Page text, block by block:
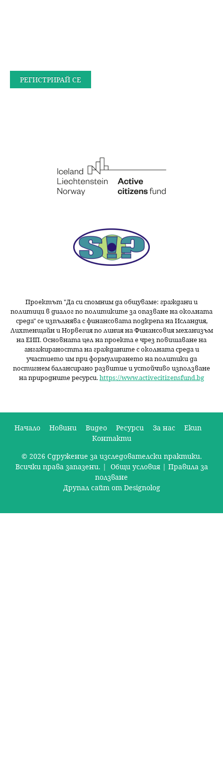
Проектът "Да си спомним даобщуваме: граждани и
политици в диалог по политиките за опазване на околната
среда" се изпълнява с финансовата подкрепа на Исландия,
Лихтенщайн и Норвегия по линия на Финансовия механизъм
на ЕИП. Основната цел на проекта е чрез повишаване на
ангажираността на гражданите с околната среда и
участието им при формулирането на политики да
постигнем балансирано развитие и устойчиво използване
на природните ресурси.https://www.activecitizensfund.bg
с
в
Начало Новини Видео Ресурси За нас
Екип
Контакти
© 2026 Сдружение за изследователски практики.
Всички права запазени. | Общи условия| Правила за
ползване
Друпал сайт от Designolog